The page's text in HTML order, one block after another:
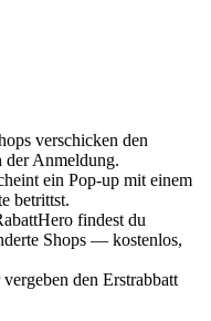
verschicken den
der Anmeldung.
ein Pop-up mit einem
betrittst.
findest du
Shops — kostenlos,
den Erstrabbatt